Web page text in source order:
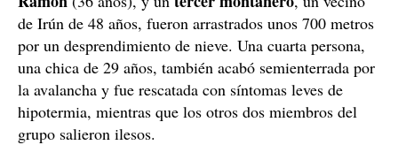
de Irún de 48 años, fueron arrastrados unos 700 metros
por un desprendimiento de nieve. Una cuarta persona,
una chica de 29 años, también acabó semienterrada por
la avalancha y fue rescatada con síntomas leves de
hipotermia, mientras que los otros dos miembros del
grupo salieron ilesos.